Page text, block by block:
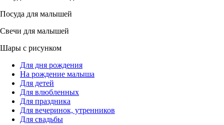
Посуда для малышей
Свечи для малышей
Шары с рисунком
Для дня рождения
На рождение малыша
Для детей
Для влюбленных
Для праздника
Для вечеринок, утренников
Для свадьбы